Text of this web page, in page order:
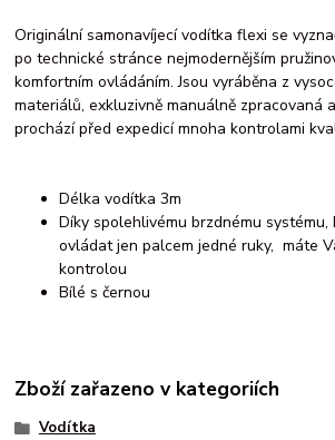
Originální samonavíjecí vodítka flexi se
po technické stránce nejmodernějším
komfortním ovládáním. Jsou vyráběna z
materiálů, exkluzivně manuálně zpracovaná
prochází před expedicí mnoha kontrolami
Délka vodítka 3m
Díky spolehlivému brzdnému systému,
ovládat jen palcem jedné ruky, máte
kontrolou
Bílé s černou
Zboží zařazeno v kategoriích
Vodítka